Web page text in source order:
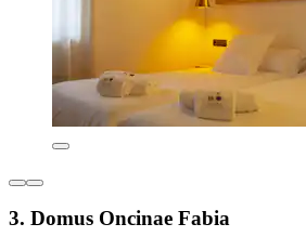
3. Domus Oncinae Fabia